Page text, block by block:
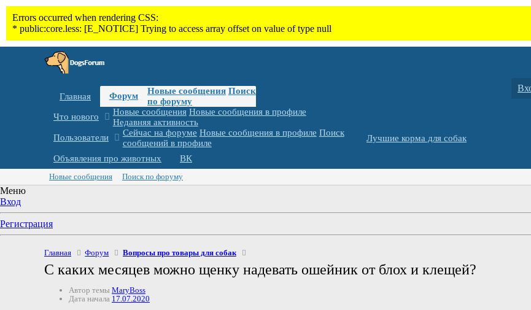
Главная Форум Новые сообщения Поиск
по форуму
Что нового
Новые сообщения Новые сообщения в профиле
Недавняя активность
Пользователи
Сейчас на форуме Новые сообщения в профиле Поиск
сообщений в профиле
Лучшие корма для собак
Объявления про животных ВК
Новые сообщения Поиск по форуму
Меню
Вход
Регистрация
Главная Форум Вопросы про товары для собак
С каких месяцев можно щенку надевать ошейник от блох и клещей?
Автор темы MaryBoss
Дата начала 17.07.2020